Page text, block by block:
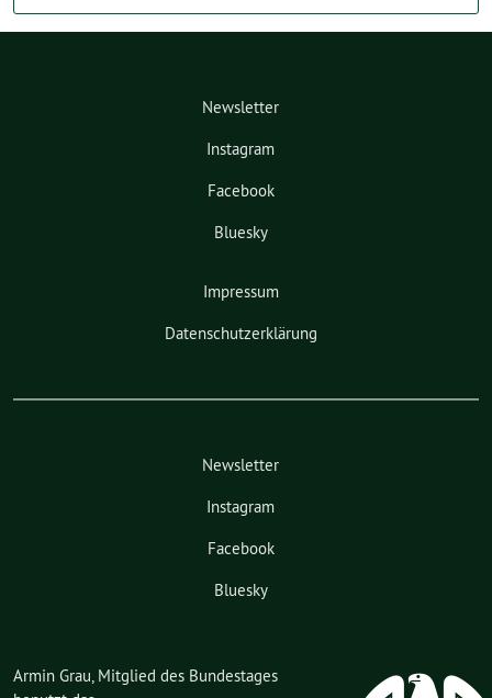
Newsletter
Instagram
Facebook
Bluesky
Impressum
Datenschutzerklärung
Newsletter
Instagram
Facebook
Bluesky
Armin Grau, Mitglied des Bundestages